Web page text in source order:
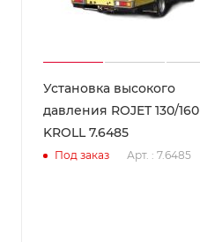
Установка высокого
давления ROJET 130/160
KROLL 7.6485
Под заказ Арт. : 7.6485